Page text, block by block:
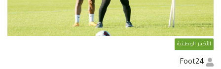
الأخبار الوطنية